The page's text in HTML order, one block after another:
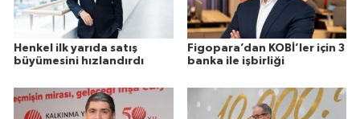
Henkel ilk yarıda satış
büyümesini hızlandırdı
Figopara’dan KOBİ’ler için 3
banka ile işbirliği